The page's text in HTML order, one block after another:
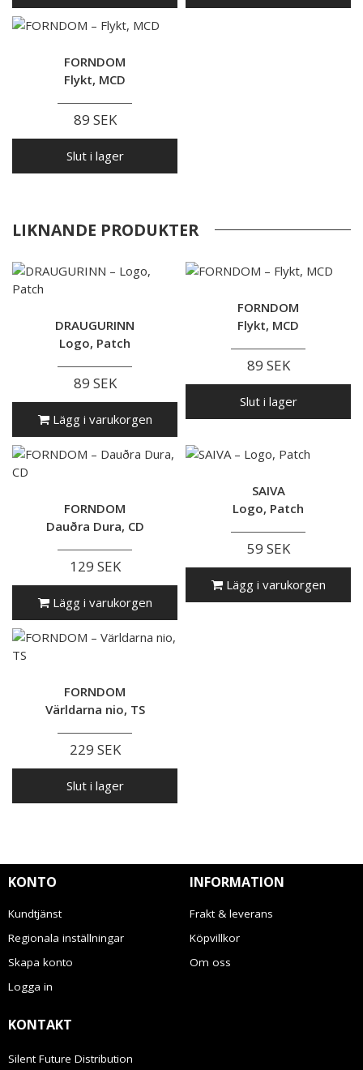
FORNDOM
Flykt, MCD
89 SEK
Slut i lager
LIKNANDE PRODUKTER
DRAUGURINN
Logo, Patch
89 SEK
Lägg i varukorgen
FORNDOM
Flykt, MCD
89 SEK
Slut i lager
FORNDOM
Dauðra Dura, CD
129 SEK
Lägg i varukorgen
SAIVA
Logo, Patch
59 SEK
Lägg i varukorgen
FORNDOM
Världarna nio, TS
229 SEK
Slut i lager
KONTO
Kundtjänst
Regionala inställningar
Skapa konto
Logga in
INFORMATION
Frakt & leverans
Köpvillkor
Om oss
KONTAKT
Silent Future Distribution